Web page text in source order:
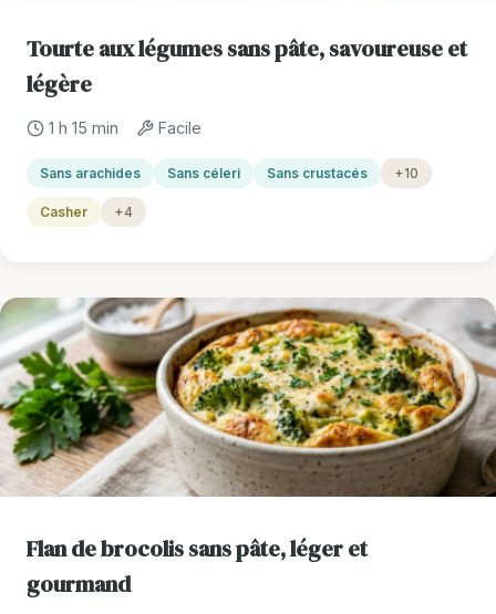
Tourte aux légumes sans pâte, savoureuse et
légère
1 h 15 min Facile
Sans arachides Sans céleri Sans crustacés +10
Casher +4
Flan de brocolis sans pâte, léger et
gourmand